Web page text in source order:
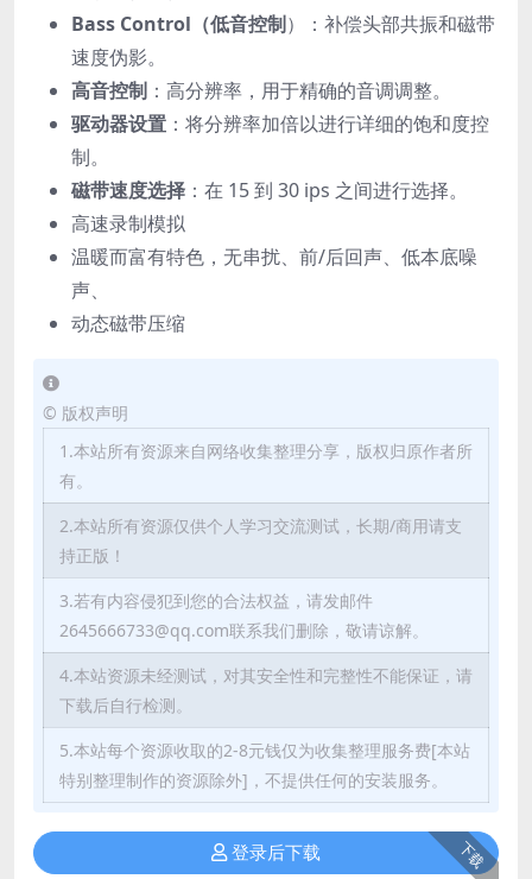
Bass Control（低音控制）：补偿头部共振和磁带
速度伪影。
高音控制 ：高分辨率，用于精确的音调调整。
驱动器设置 ：将分辨率加倍以进行详细的饱和度控
制。
磁带速度选择 ：在 15 到 30 ips 之间进行选择。
高速录制模拟
温暖而富有特色，无串扰、前/后回声、低本底噪
声、
动态磁带压缩
© 版权声明
1.本站所有资源来自网络收集整理分享，版权归原作者所
有。
2.本站所有资源仅供个人学习交流测试，长期/商用请支
持正版！
3.若有内容侵犯到您的合法权益，请发邮件
2645666733@qq.com联系我们删除，敬请谅解。
4.本站资源未经测试，对其安全性和完整性不能保证，请
下载后自行检测。
5.本站每个资源收取的2-8元钱仅为收集整理服务费[本站
特别整理制作的资源除外]，不提供任何的安装服务。
下载
登录后下载